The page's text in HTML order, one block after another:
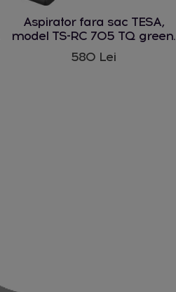
Aspirator fara sac TESA,
model TS-RC 705 TQ green,
1600 W
580 Lei